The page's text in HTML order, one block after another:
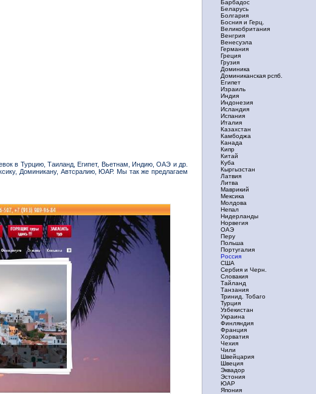
в Турцию, Таиланд, Египет, Вьетнам, Индию, ОАЭ и др.
Доминикану, Автсралию, ЮАР. Мы так же предлагаем
Барбадос
Беларусь
Болгария
Босния и Герц.
Великобритания
Венгрия
Венесуэла
Германия
Греция
Грузия
Доминика
Доминиканская рспб.
Египет
Израиль
Индия
Индонезия
Исландия
Испания
Италия
Казахстан
Камбоджа
Канада
Кипр
Китай
Куба
Кыргызстан
Латвия
Литва
Маврикий
Мексика
Молдова
Непал
Нидерланды
Норвегия
ОАЭ
Перу
Польша
Португалия
Россия
США
Сербия и Черн.
Словакия
Тайланд
Танзания
Тринид. Тобаго
Турция
Узбекистан
Украина
Финляндия
Франция
Хорватия
Чехия
Чили
Швейцария
Швеция
Эквадор
Эстония
ЮАР
Япония